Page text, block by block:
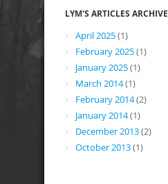
LYM'S ARTICLES ARCHIVE
April 2025(1)
February 2025(1)
January 2025(1)
March 2014(1)
February 2014(2)
January 2014(1)
December 2013(2)
October 2013(1)